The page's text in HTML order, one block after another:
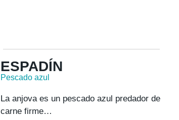
ESPADÍN
Pescado azul
La anjova es un pescado azul predador de
carne firme…